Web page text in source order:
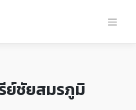
ย์ชัยสมรภูมิ